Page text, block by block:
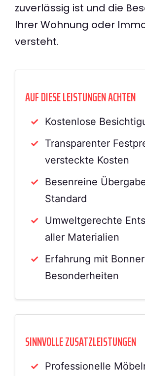
zuverlässig ist und die
Ihrer Wohnung oder
versteht.
AUF DIESE LEISTUNGEN ACHTEN
Kostenlose
Transparenter
versteckte Kosten
Besenreine
Standard
Umweltgerechte
aller Materialien
Erfahrung mit Bonner
Besonderheiten
SINNVOLLE ZUSATZLEISTUNGEN
Professionelle